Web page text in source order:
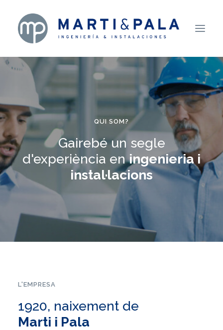
Qui som?
Serveis
Projectes
Contacte
Català
QUI SOM?
Gairebé un segle
d'experiència eningenieria i
instal·lacions
L'EMPRESA
1920, naixement de
Marti i Pala